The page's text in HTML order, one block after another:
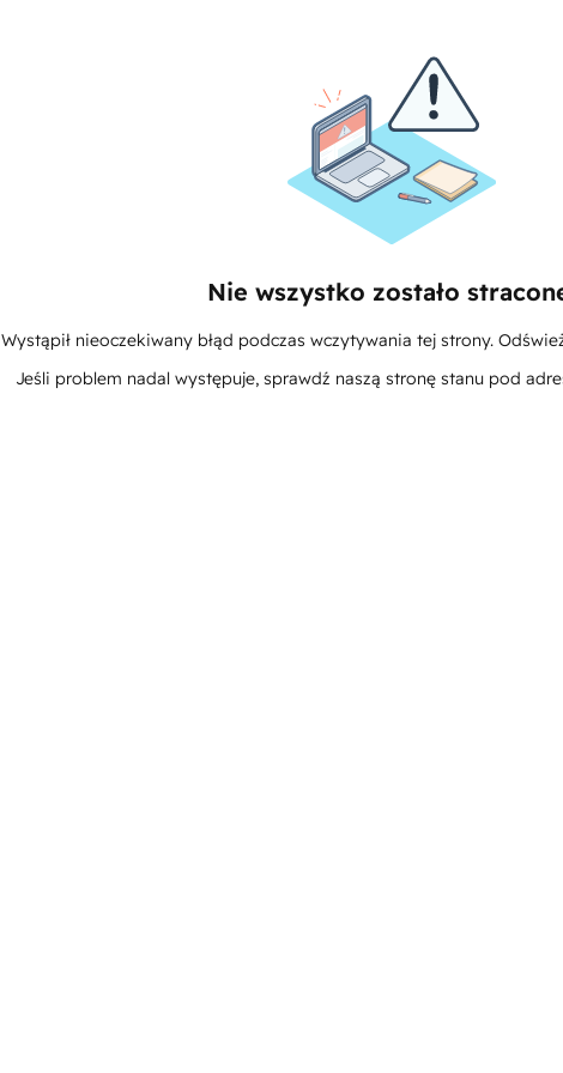
Nie wszystko zostało
Wystąpił nieoczekiwany błąd podczas wczytywania tej strony.
Jeśli problem nadal występuje, sprawdź naszą stronę stanu pod